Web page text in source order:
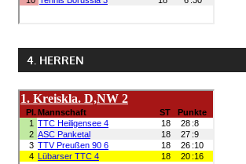
4. HERREN